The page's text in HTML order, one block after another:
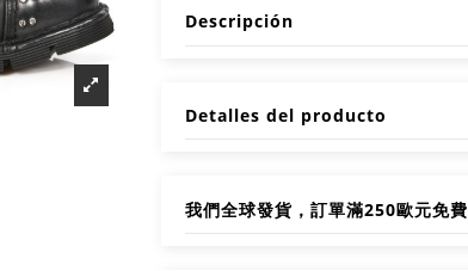
Descripción
Detalles del producto
我們全球發貨，訂單滿250歐元免費